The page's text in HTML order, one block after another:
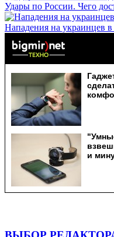
Удары по России. Чего
Нападения на украинцев